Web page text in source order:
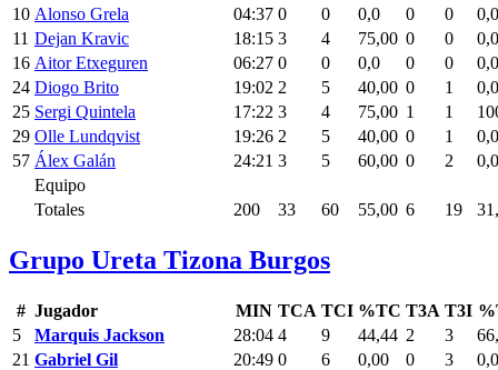
10 Alonso Grela 04:37 0 0 0,0 0 0
0,0
11 Dejan Kravic 18:15 3 4 75,00 0 0
0,0
16 Aitor Etxeguren 06:27 0 0 0,0 0 0
0,0
24 Diogo Brito 19:02 2 5 40,00 0 1
25 Sergi Quintela 17:22 3 4 75,00 1 1
29 Olle Lundqvist 19:26 2 5 40,00 0 1
57 Álex Galán 24:21 3 5 60,00 0 2
Equipo
Totales
200 33 60 55,00 6 19
Grupo Ureta Tizona Burgos
# Jugador MIN TCA TCI %TC T3A T3I
5
Marquis Jackson 28:04 4 9 44,44 2 3
21 Gabriel Gil 20:49 0 6 0,00 0 3